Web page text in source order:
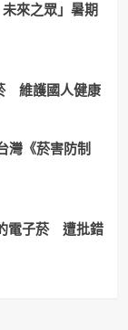
來之眾」暑期
維護國人健康
灣《菸害防制
電子菸 遭批錯